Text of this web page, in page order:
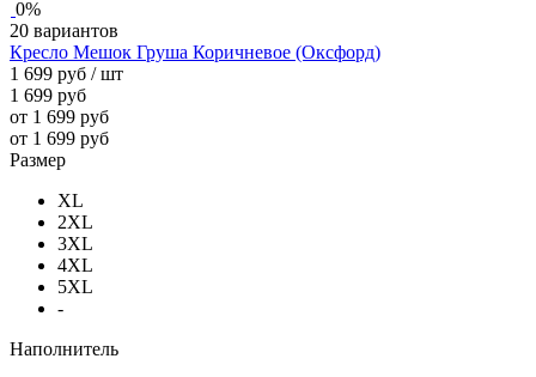
0%
20 вариантов
Кресло Мешок Груша Коричневое (Оксфорд)
1 699 руб / шт
1 699 руб
от 1 699 руб
от 1 699 руб
Размер
XL
2XL
3XL
4XL
5XL
-
Наполнитель